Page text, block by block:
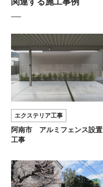
エクステリア工事
阿南市 アルミフェンス設置
工事